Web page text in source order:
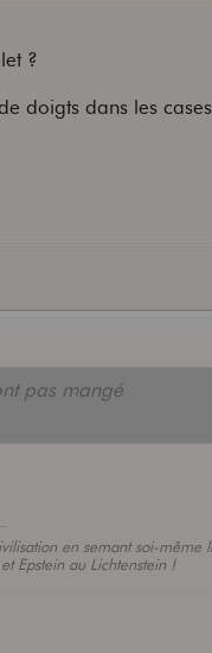
?
doigts dans les
pas mangé
en semant soi-même
Epstein au Lichtenstein !